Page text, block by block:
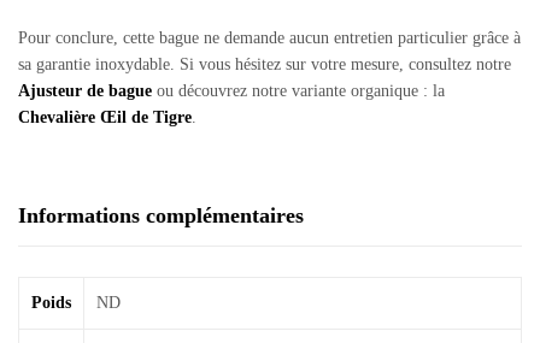
Pour conclure, cette bague ne demande aucun entretien particulier grâce à
sa garantie inoxydable. Si vous hésitez sur votre mesure, consultez notre
Ajusteur de bague ou découvrez notre variante organique : la
Chevalière Œil de Tigre
Informations complémentaires
Poids ND